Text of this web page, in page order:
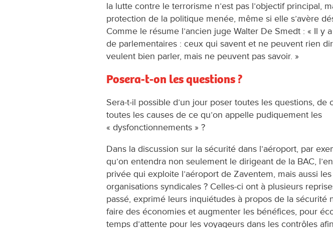
la lutte contre le terrorisme n’est pas l’objectif principal,
protection de la politique menée, même si elle s’avère
Comme le résume l’ancien juge Walter De Smedt : « Il y
de parlementaires : ceux qui savent et ne peuvent rien
veulent bien parler, mais ne peuvent pas savoir. »
Posera-t-on les questions ?
Sera-t-il possible d’un jour poser toutes les questions, de
toutes les causes de ce qu’on appelle pudiquement les
« dysfonctionnements » ?
Dans la discussion sur la sécurité dans l’aéroport, par
qu’on entendra non seulement le dirigeant de la BAC,
privée qui exploite l’aéroport de Zaventem, mais aussi les
organisations syndicales ? Celles-ci ont à plusieurs
passé, exprimé leurs inquiétudes à propos de la sécurité
faire des économies et augmenter les bénéfices, pour
temps d’attente pour les voyageurs dans les contrôles